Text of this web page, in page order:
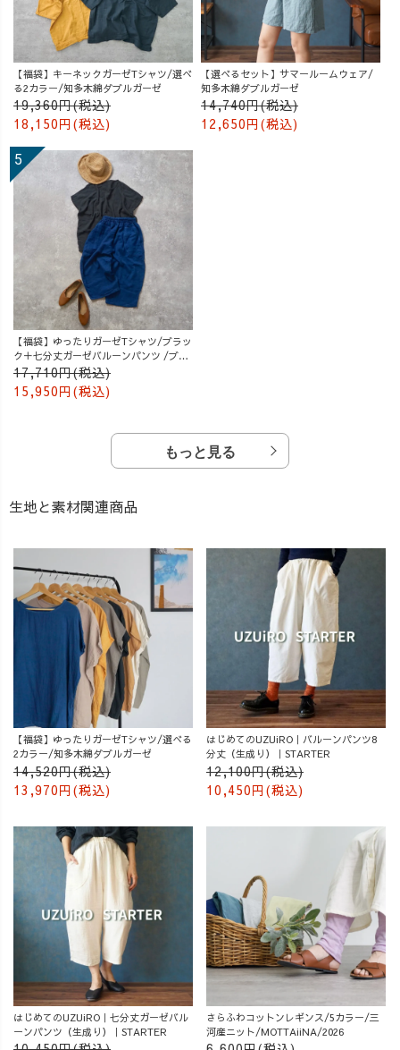
【福袋】キーネックガーゼTシャツ/選べ
る2カラー/知多木綿ダブルガーゼ
19,360円(税込)
18,150円(税込)
【選べるセット】サマールームウェア/
知多木綿ダブルガーゼ
14,740円(税込)
12,650円(税込)
【福袋】ゆったりガーゼTシャツ/ブラッ
ク＋七分丈ガーゼバルーンパンツ /ブル
ー
17,710円(税込)
15,950円(税込)
もっと見る
生地と素材関連商品
【福袋】ゆったりガーゼTシャツ/選べる
2カラー/知多木綿ダブルガーゼ
14,520円(税込)
13,970円(税込)
はじめてのUZUiRO｜バルーンパンツ8
分丈（生成り）｜STARTER
12,100円(税込)
10,450円(税込)
はじめてのUZUiRO｜七分丈ガーゼバル
ーンパンツ（生成り）｜STARTER
さらふわコットンレギンス/5カラー/三
河産ニット/MOTTAiiNA/2026